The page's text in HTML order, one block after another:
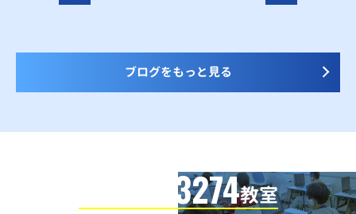
ブログをもっと見る
3274教室